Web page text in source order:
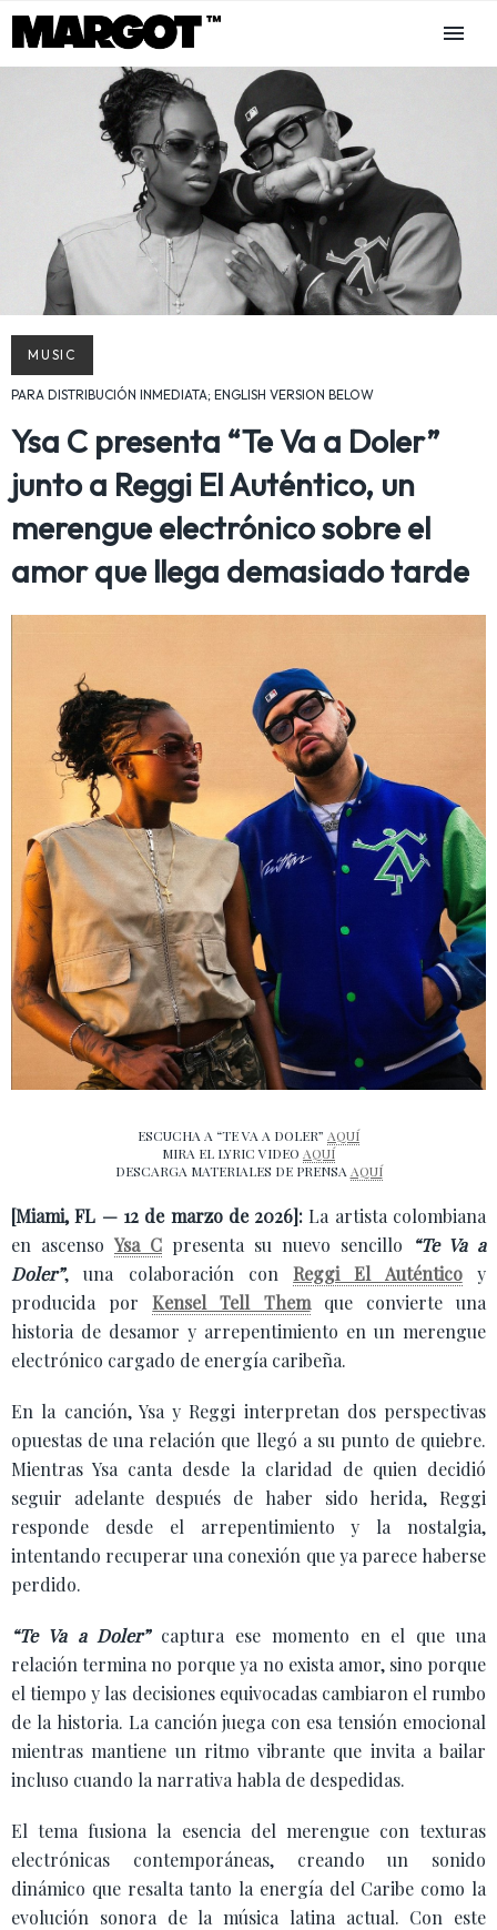
MUSIC
PARA DISTRIBUCIÓN INMEDIATA; ENGLISH VERSION BELOW
Ysa C presenta “Te Va a Doler”
junto a Reggi El Auténtico, un
merengue electrónico sobre el
amor que llega demasiado tarde
ESCUCHA A “TE VA A DOLER” AQUÍ
MIRA EL LYRIC VIDEO AQUÍ
DESCARGA MATERIALES DE PRENSA AQUÍ
[Miami, FL — 12 de marzo de 2026]: La artista colombiana
en ascenso Ysa C presenta su nuevo sencillo
“Te Va a
Doler”, una colaboración conReggi El Auténtico
y
producida porKensel Tell Themque convierte una
historia de desamor y arrepentimiento en un merengue
electrónico cargado de energía caribeña.
En la canción, Ysa y Reggi interpretan dos perspectivas
opuestas de una relación que llegó a su punto de quiebre.
Mientras Ysa canta desde la claridad de quien decidió
seguir adelante después de haber sido herida, Reggi
responde desde el arrepentimiento y la nostalgia,
intentando recuperar una conexión que ya parece haberse
perdido.
“Te Va a Doler” captura ese momento en el que una
relación termina no porque ya no exista amor, sino porque
el tiempo y las decisiones equivocadas cambiaron el rumbo
de la historia. La canción juega con esa tensión emocional
mientras mantiene un ritmo vibrante que invita a bailar
incluso cuando la narrativa habla de despedidas.
El tema fusiona la esencia del merengue con texturas
electrónicas contemporáneas, creando un sonido
dinámico que resalta tanto la energía del Caribe como la
evolución sonora de la música latina actual. Con este